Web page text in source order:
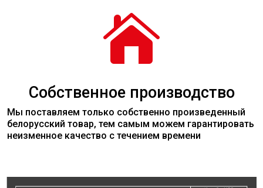

Собственное производство
Мы поставляем только собственно произведенный
белорусский товар, тем самым можем гарантировать
неизменное качество с течением времени